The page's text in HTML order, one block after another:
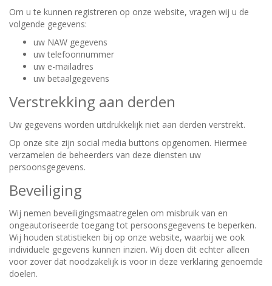
Om u te kunnen registreren op onze website, vragen wij u de
volgende gegevens:
uw NAW gegevens
uw telefoonnummer
uw e-mailadres
uw betaalgegevens
Verstrekking aan derden
Uw gegevens worden uitdrukkelijk niet aan derden verstrekt.
Op onze site zijn social media buttons opgenomen. Hiermee
verzamelen de beheerders van deze diensten uw
persoonsgegevens.
Beveiliging
Wij nemen beveiligingsmaatregelen om misbruik van en
ongeautoriseerde toegang tot persoonsgegevens te beperken.
Wij houden statistieken bij op onze website, waarbij we ook
individuele gegevens kunnen inzien. Wij doen dit echter alleen
voor zover dat noodzakelijk is voor in deze verklaring genoemde
doelen.